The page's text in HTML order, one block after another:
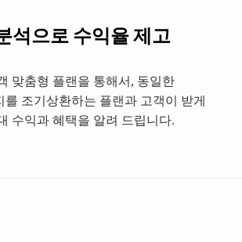
석으로 수익율 제고
맞춤형 플랜을 통해서, 동일한
를 조기상환하는 플랜과 고객이 받게
수익과 혜택을 알려 드립니다.